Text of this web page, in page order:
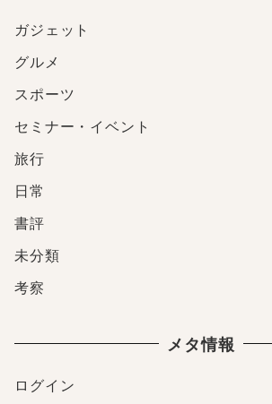
ガジェット
グルメ
スポーツ
セミナー・イベント
旅行
日常
書評
未分類
考察
メタ情報
ログイン